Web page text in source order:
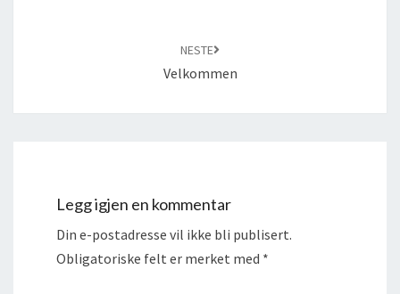
NESTE
Velkommen
Legg igjen en kommentar
Din e-postadresse vil ikke bli publisert.
Obligatoriske felt er merket med *